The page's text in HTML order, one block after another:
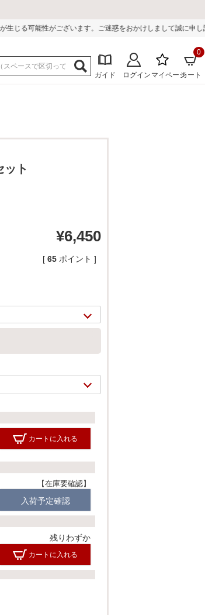
惑をおかけしまして誠に申し訳ございません。
ガイド ログイン マイページカート
0
ト
¥6,450
[ 65 ポイント ]
カートに入れる
在庫要確認
入荷予定確認
残りわずか
カートに入れる